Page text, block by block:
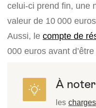
celui-ci prend fin, une
valeur de 10 000
Aussi, le compte de
000 euros avant
À
les